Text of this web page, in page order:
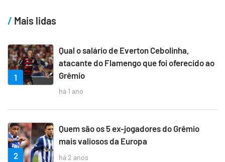
Mais lidas
1
Qual o salário de Everton Cebolinha,
atacante do Flamengo que foi oferecido ao
Grêmio
há 1 ano
2
Quem são os 5 ex-jogadores do Grêmio
mais valiosos da Europa
há 2 anos